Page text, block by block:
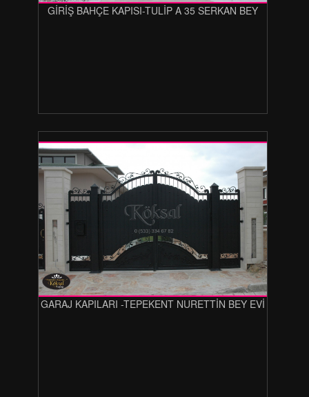
GİRİŞ BAHÇE KAPISI-TULİP A 35 SERKAN BEY
GARAJ KAPILARI -TEPEKENT NURETTİN BEY EVİ